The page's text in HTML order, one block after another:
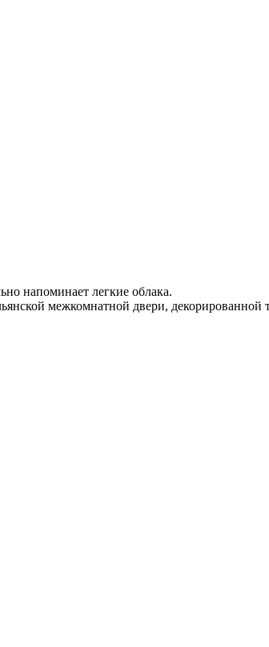
напоминает легкие облака.
межкомнатной двери,